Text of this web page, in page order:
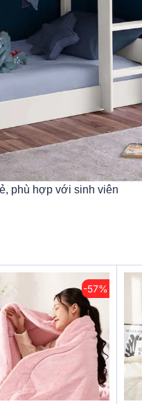
phù hợp với sinh viên
-57%